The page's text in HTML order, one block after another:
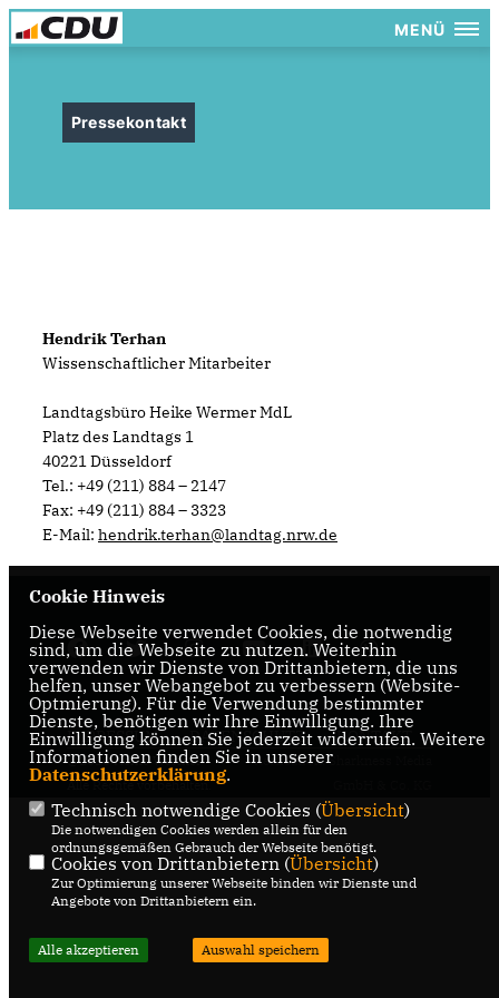
MENÜ
Pressekontakt
Hendrik Terhan
Wissenschaftlicher Mitarbeiter
Landtagsbüro Heike Wermer MdL
Platz des Landtags 1
40221 Düsseldorf
Tel.: +49 (211) 884 – 2147
Fax: +49 (211) 884 – 3323
E-Mail: hendrik.terhan@landtag.nrw.de
IMPRESSUM DATENSCHUTZ KONTAKT
@2026 Heike Wermer
Alle Rechte vorbehalten.
Realisation: Sharkness Media
Cookie Hinweis
Diese Webseite verwendet Cookies, die notwendig
sind, um die Webseite zu nutzen. Weiterhin
verwenden wir Dienste von Drittanbietern, die uns
helfen, unser Webangebot zu verbessern (Website-
Optmierung). Für die Verwendung bestimmter
Dienste, benötigen wir Ihre Einwilligung. Ihre
Einwilligung können Sie jederzeit widerrufen. Weitere
Informationen finden Sie in unserer
Datenschutzerklärung.
Technisch notwendige Cookies (Übersicht)
Die notwendigen Cookies werden allein für den
ordnungsgemäßen Gebrauch der Webseite benötigt.
Cookies von Drittanbietern (Übersicht)
Zur Optimierung unserer Webseite binden wir Dienste und
Angebote von Drittanbietern ein.
Alle akzeptieren Auswahl speichern